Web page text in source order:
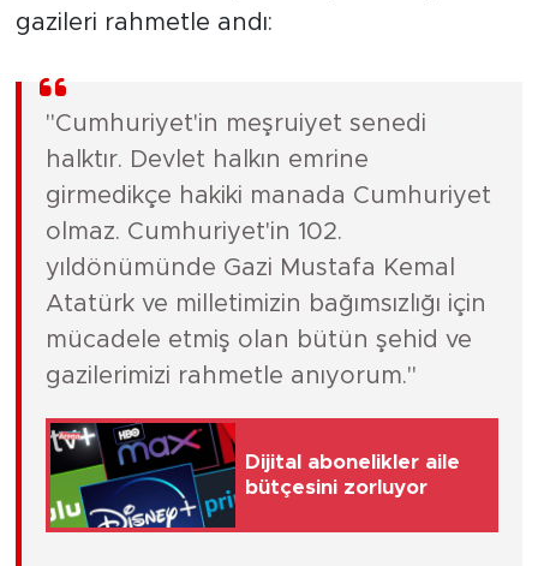
gazileri rahmetle andı:
"Cumhuriyet'in meşruiyet senedi
halktır. Devlet halkın emrine
girmedikçe hakiki manada Cumhuriyet
olmaz. Cumhuriyet'in 102.
yıldönümünde Gazi Mustafa Kemal
Atatürk ve milletimizin bağımsızlığı için
mücadele etmiş olan bütün şehid ve
gazilerimizi rahmetle anıyorum."
Dijital abonelikler aile
bütçesini zorluyor